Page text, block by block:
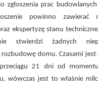
zgłoszenia prac
powinno zawierać
ekspertyzę stanu
stwierdzi żadnych
domu. Czasami jest
21 dni od
wówczas jest to właśnie